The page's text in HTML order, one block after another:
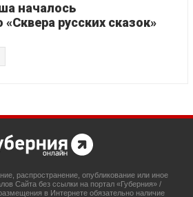
началось
русских сказок»
распространение, опубликование или иное
Сайта без ссылки на портал «Губерния» /
в Интернете обязательно наличие